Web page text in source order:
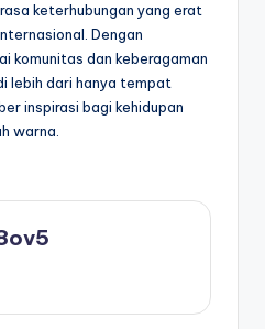
keterhubungan yang erat
Dengan
komunitas dan keberagaman
lebih dari hanya tempat
inspirasi bagi kehidupan
warna.